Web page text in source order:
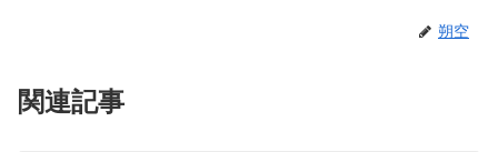
朔空
関連記事